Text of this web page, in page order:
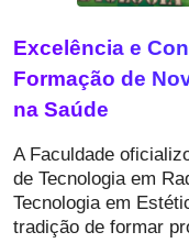
Excelência e
Formação de
na Saúde
A Faculdade
de Tecnologia em
Tecnologia em
tradição de formar